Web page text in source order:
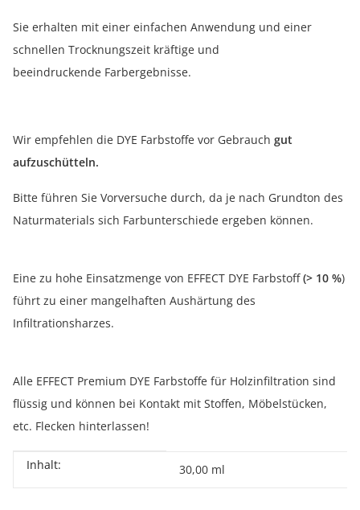
Sie erhalten mit einer einfachen Anwendung und einer
schnellen Trocknungszeit kräftige und
beeindruckende Farbergebnisse.
Wir empfehlen die DYE Farbstoffe vor Gebrauch gut
aufzuschütteln.
Bitte führen Sie Vorversuche durch, da je nach Grundton des
Naturmaterials sich Farbunterschiede ergeben können.
Eine zu hohe Einsatzmenge von EFFECT DYE Farbstoff(> 10 %)
führt zu einer mangelhaften Aushärtung des
Infiltrationsharzes.
Alle EFFECT Premium DYE Farbstoffe für Holzinfiltration sind
flüssig und können bei Kontakt mit Stoffen, Möbelstücken,
etc. Flecken hinterlassen!
Produkteigenschaft
Wert
Inhalt: 30,00 ml